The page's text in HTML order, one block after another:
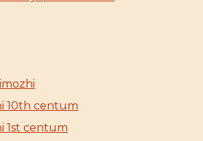
10th centum
1st centum